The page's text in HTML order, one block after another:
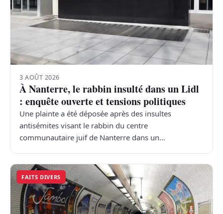
3 AOÛT 2026
À Nanterre, le rabbin insulté dans un Lidl
: enquête ouverte et tensions politiques
Une plainte a été déposée après des insultes
antisémites visant le rabbin du centre
communautaire juif de Nanterre dans un…
FAITS DIVERS